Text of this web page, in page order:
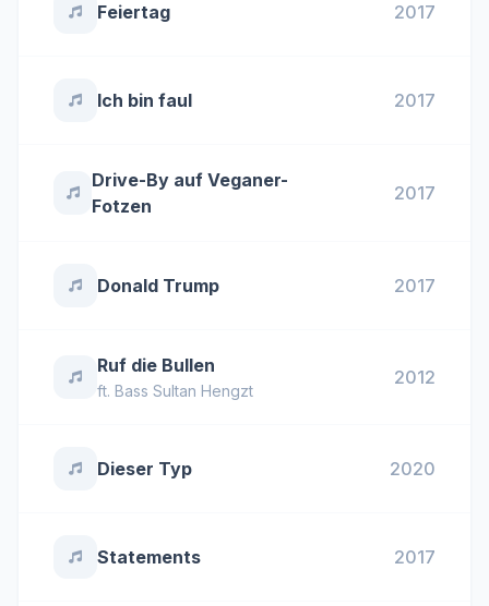
Feiertag 2017
Ich bin faul 2017
Drive-By auf Veganer-
Fotzen
2017
Donald Trump 2017
Ruf die Bullen
ft. Bass Sultan Hengzt
2012
Dieser Typ 2020
Statements 2017